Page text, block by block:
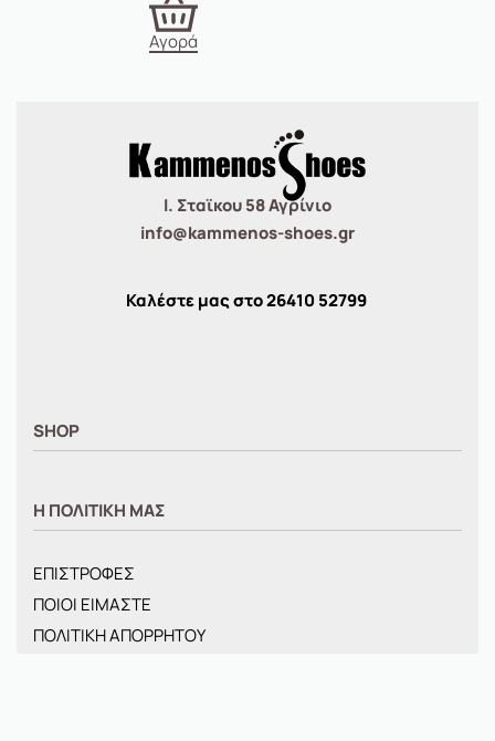
Αγορά
Ι. Σταϊκου 58 Αγρίνιο
info@kammenos-shoes.gr
Καλέστε μας στο26410 52799
SHOP
ΓΥΝΑΙΚΕΙΑ
BRANDS
ΝΕΕΣ ΑΦΙΞΕΙΣ
OFFERS
Η ΠΟΛΙΤΙΚΗ ΜΑΣ
ΕΠΙΣΤΡΟΦΕΣ
ΠΟΙΟΙ ΕΙΜΑΣΤΕ
ΠΟΛΙΤΙΚΗ ΑΠΟΡΡΗΤΟΥ